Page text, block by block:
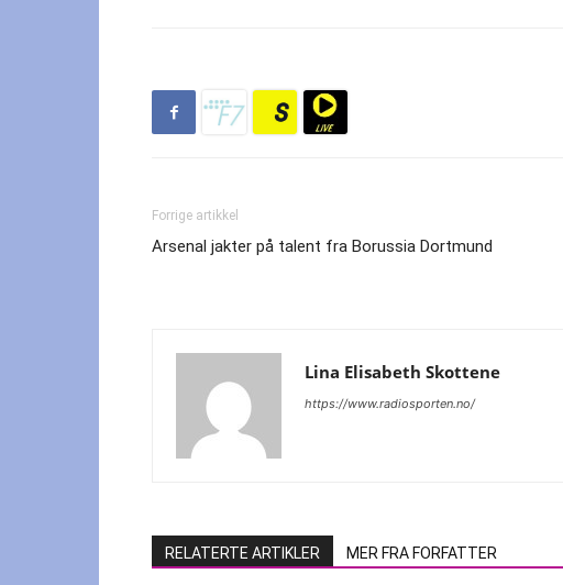
Forrige artikkel
Arsenal jakter på talent fra Borussia Dortmund
Lina Elisabeth Skottene
https://www.radiosporten.no/
RELATERTE ARTIKLER MER FRA FORFATTER